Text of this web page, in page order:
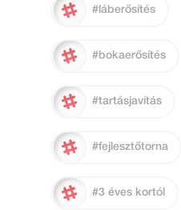
#láberősítés
#bokaerősítés
#tartásjavítás
#fejlesztőtorna
#3 éves kortól